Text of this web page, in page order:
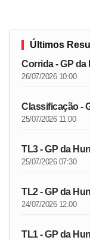
Últimos
Corrida - GP da
26/07/2026 10:00
Classificação -
25/07/2026 11:00
TL3 - GP da
25/07/2026 07:30
TL2 - GP da
24/07/2026 12:00
TL1 - GP da